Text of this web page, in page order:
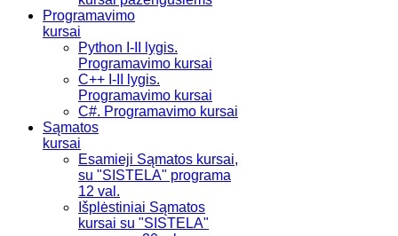
Programavimo
kursai
Python I-II lygis.
Programavimo kursai
C++ I-II lygis.
Programavimo kursai
C#. Programavimo kursai
Sąmatos
kursai
Esamieji Sąmatos kursai,
su "SISTELA" programa
12 val.
Išplėstiniai Sąmatos
kursai su "SISTELA"